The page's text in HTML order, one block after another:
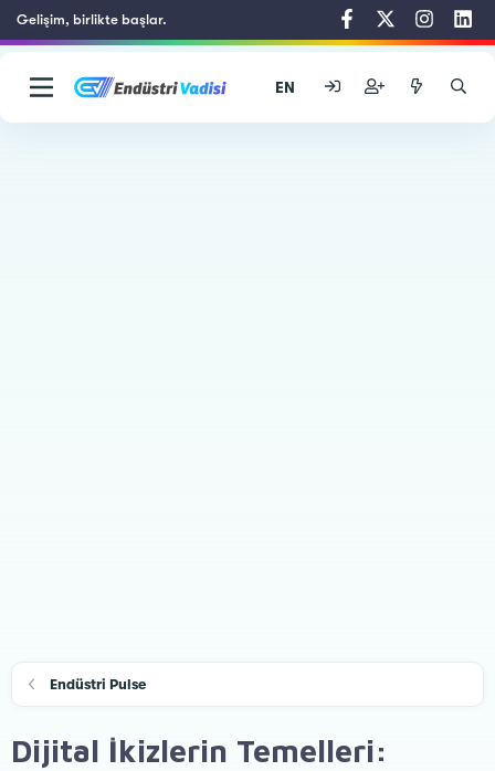
Gelişim, birlikte başlar.
EN
Endüstri Pulse
Dijital İkizlerin Temelleri: